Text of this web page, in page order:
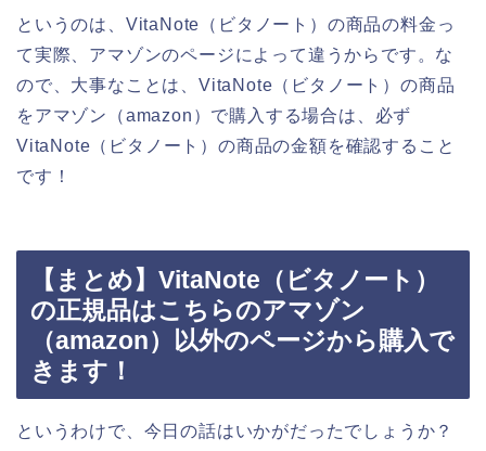
というのは、VitaNote（ビタノート）の商品の料金っ
て実際、アマゾンのページによって違うからです。な
ので、大事なことは、VitaNote（ビタノート）の商品
をアマゾン（amazon）で購入する場合は、必ず
VitaNote（ビタノート）の商品の金額を確認すること
です！
【まとめ】VitaNote（ビタノート）
の正規品はこちらのアマゾン
（amazon）以外のページから購入で
きます！
というわけで、今日の話はいかがだったでしょうか？